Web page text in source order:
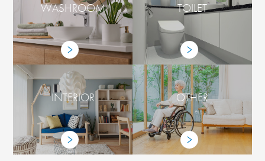
WASHROOM TOILET
INTERIOR OTHER